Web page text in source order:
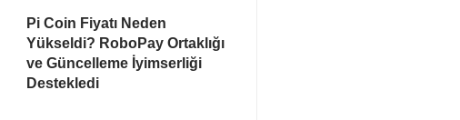
Pi Coin Fiyatı Neden
Yükseldi? RoboPay Ortaklığı
ve Güncelleme İyimserliği
Destekledi